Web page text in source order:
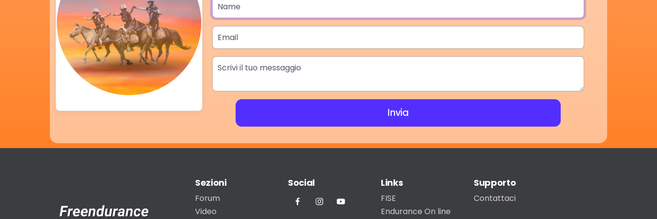
Email
Messaggio
Invia
Sezioni
Forum
Video
Social Links
FISE
Endurance On line
Supporto
Contattaci